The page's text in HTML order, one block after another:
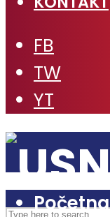
FB
TW
YT
Početna